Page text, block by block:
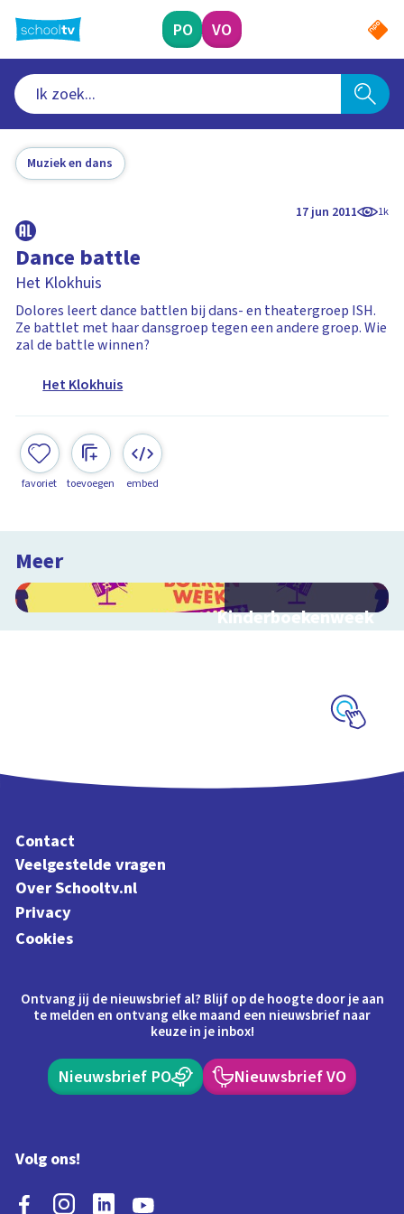
naar
hoofdinhoud
PO VO
Muziek en dans
17 jun 2011 1k
Dance battle
Het Klokhuis
Dolores leert dance battlen bij dans- en theatergroep ISH.
Ze battlet met haar dansgroep tegen een andere groep. Wie
zal de battle winnen?
Het Klokhuis
favoriet toevoegen embed
Meer
Kinderboekenweek
2026
Contact
Veelgestelde vragen
Over Schooltv.nl
Privacy
Cookies
Ontvang jij de nieuwsbrief al? Blijf op de hoogte door je aan
te melden en ontvang elke maand een nieuwsbrief naar
keuze in je inbox!
Nieuwsbrief PO Nieuwsbrief VO
Volg ons!